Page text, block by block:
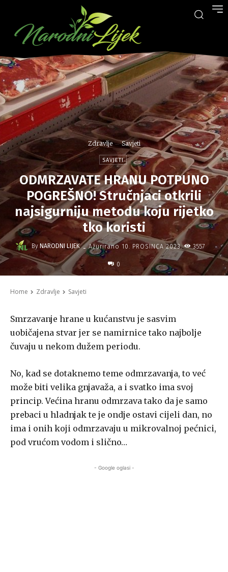
Zdravlje Savjeti
SAVJETI
ODMRZAVATE HRANU POTPUNO
POGREŠNO! Stručnjaci otkrili
najsigurniju metodu koju rijetko
tko koristi
By NARODNI LIJEK - Ažurirano 10. PROSINCA 2023. 3557
0
Home Zdravlje Savjeti
Smrzavanje hrane u kućanstvu je sasvim
uobičajena stvar jer se namirnice tako najbolje
čuvaju u nekom dužem periodu.
No, kad se dotaknemo teme odmrzavanja, to već
može biti velika gnjavaža, a i svatko ima svoj
princip. Većina hranu odmrzava tako da je samo
prebaci u hladnjak te je ondje ostavi cijeli dan, no
ima i onih koji odmrzavaju u mikrovalnoj pećnici,
pod vrućom vodom i slično…
- Google oglasi -